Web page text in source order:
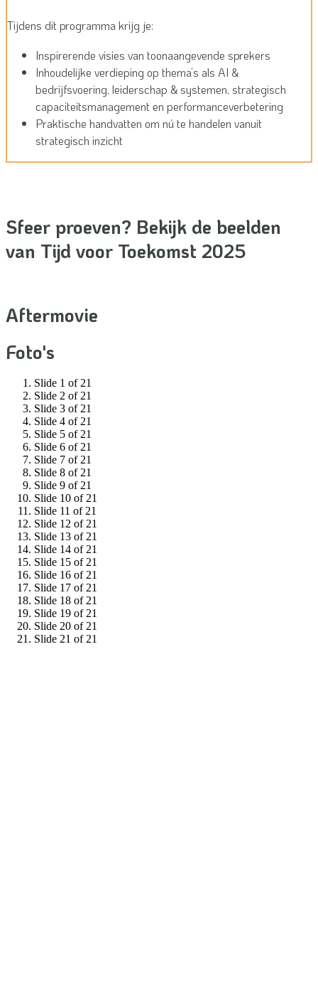
Tijdens dit programma krijg je:
Inspirerende visies van toonaangevende sprekers
Inhoudelijke verdieping op thema’s als AI &
bedrijfsvoering, leiderschap & systemen, strategisch
capaciteitsmanagement en performanceverbetering
Praktische handvatten om nú te handelen vanuit
strategisch inzicht
Sfeer proeven? Bekijk de beelden
van Tijd voor Toekomst 2025
Aftermovie
Foto's
Slide 1 of 21
Slide 2 of 21
Slide 3 of 21
Slide 4 of 21
Slide 5 of 21
Slide 6 of 21
Slide 7 of 21
Slide 8 of 21
Slide 9 of 21
Slide 10 of 21
Slide 11 of 21
Slide 12 of 21
Slide 13 of 21
Slide 14 of 21
Slide 15 of 21
Slide 16 of 21
Slide 17 of 21
Slide 18 of 21
Slide 19 of 21
Slide 20 of 21
Slide 21 of 21